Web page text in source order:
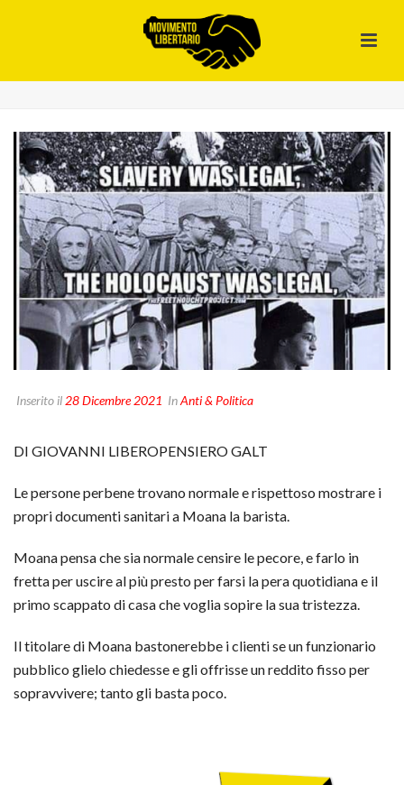
Inserito il 28 Dicembre 2021 InAnti & Politica
DI GIOVANNI LIBEROPENSIERO GALT
Le persone perbene trovano normale e rispettoso mostrare i
propri documenti sanitari a Moana la barista.
Moana pensa che sia normale censire le pecore, e farlo in
fretta per uscire al più presto per farsi la pera quotidiana e il
primo scappato di casa che voglia sopire la sua tristezza.
Il titolare di Moana bastonerebbe i clienti se un funzionario
pubblico glielo chiedesse e gli offrisse un reddito fisso per
sopravvivere; tanto gli basta poco.